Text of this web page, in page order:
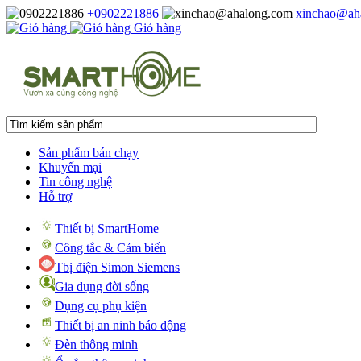
+0902221886
Giỏ hàng
Sản phẩm bán chạy
Khuyến mại
Tin công nghệ
Hỗ trợ
Thiết bị SmartHome
Công tắc & Cảm biến
Tbị điện Simon Siemens
Gia dụng đời sống
Dụng cụ phụ kiện
Thiết bị an ninh báo động
Đèn thông minh